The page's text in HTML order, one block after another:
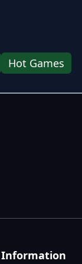
Hot Games
Information